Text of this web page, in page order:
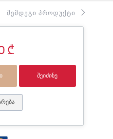
ᲨᲔᲛᲓᲔᲒᲘ ᲞᲠᲝᲓᲣᲥᲢᲘ
₾
ᲨᲔᲘᲫᲘᲜᲔ